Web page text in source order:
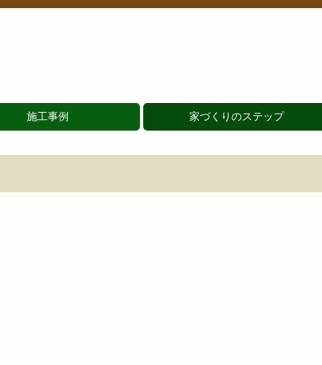
施工事例 家づくりのステップ